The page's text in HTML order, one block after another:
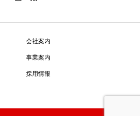
会社案内
事業案内
採用情報